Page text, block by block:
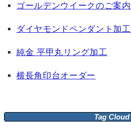
ゴールデンウイークのご案内
ダイヤモンドペンダント加工
純金 平甲丸リング加工
横長角印台オーダー
Tag Cloud